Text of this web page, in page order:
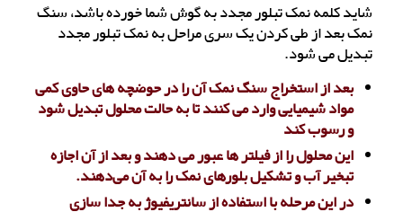
شاید کلمه نمک تبلور مجدد به گوش شما خورده باشد، سنگ
نمک بعد از طی کردن یک سری مراحل به نمک تبلور مجدد
تبدیل می شود.
بعد از استخراج سنگ نمک آن را در حوضچه های حاوی کمی
مواد شیمیایی وارد می کنند تا به حالت محلول تبدیل شود
و رسوب کند
این محلول را از فیلتر ها عبور می دهند و بعد از آن اجازه
تبخیر آب و تشکیل بلورهای نمک را به آن می‌دهند.
در این مرحله با استفاده از سانتریفیوژ به جدا سازی